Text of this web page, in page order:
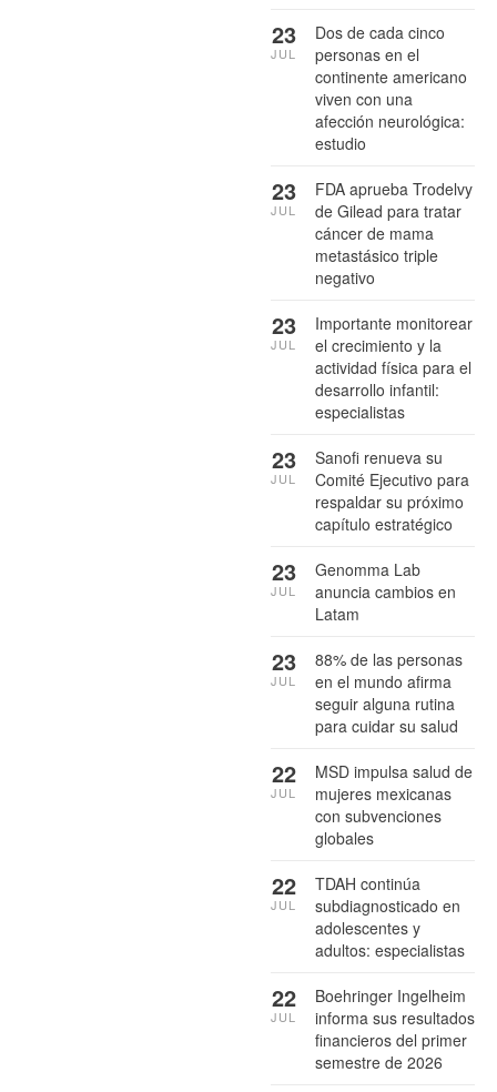
Dos de cada cinco
personas en el
continente americano
viven con una
afección neurológica:
estudio
23
JUL
FDA aprueba Trodelvy
de Gilead para tratar
cáncer de mama
metastásico triple
negativo
23
JUL
Importante monitorear
el crecimiento y la
actividad física para el
desarrollo infantil:
especialistas
23
JUL
Sanofi renueva su
Comité Ejecutivo para
respaldar su próximo
capítulo estratégico
23
JUL
Genomma Lab
anuncia cambios en
Latam
23
JUL
88% de las personas
en el mundo afirma
seguir alguna rutina
para cuidar su salud
23
JUL
MSD impulsa salud de
mujeres mexicanas
con subvenciones
globales
22
JUL
TDAH continúa
subdiagnosticado en
adolescentes y
adultos: especialistas
22
JUL
Boehringer Ingelheim
informa sus resultados
financieros del primer
semestre de 2026
22
JUL